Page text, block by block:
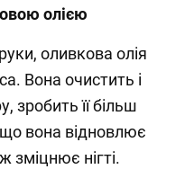
олією
оливкова олія
Вона очистить і
зробить її більш
вона відновлює
нігті.